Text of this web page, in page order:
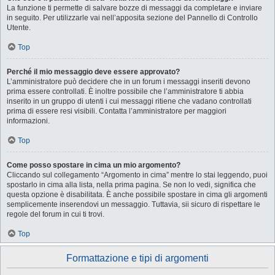
La funzione ti permette di salvare bozze di messaggi da completare e inviare
in seguito. Per utilizzarle vai nell’apposita sezione del Pannello di Controllo
Utente.
Top
Perché il mio messaggio deve essere approvato?
L’amministratore può decidere che in un forum i messaggi inseriti devono
prima essere controllati. È inoltre possibile che l’amministratore ti abbia
inserito in un gruppo di utenti i cui messaggi ritiene che vadano controllati
prima di essere resi visibili. Contatta l’amministratore per maggiori
informazioni.
Top
Come posso spostare in cima un mio argomento?
Cliccando sul collegamento “Argomento in cima” mentre lo stai leggendo, puoi
spostarlo in cima alla lista, nella prima pagina. Se non lo vedi, significa che
questa opzione è disabilitata. È anche possibile spostare in cima gli argomenti
semplicemente inserendovi un messaggio. Tuttavia, sii sicuro di rispettare le
regole del forum in cui ti trovi.
Top
Formattazione e tipi di argomenti